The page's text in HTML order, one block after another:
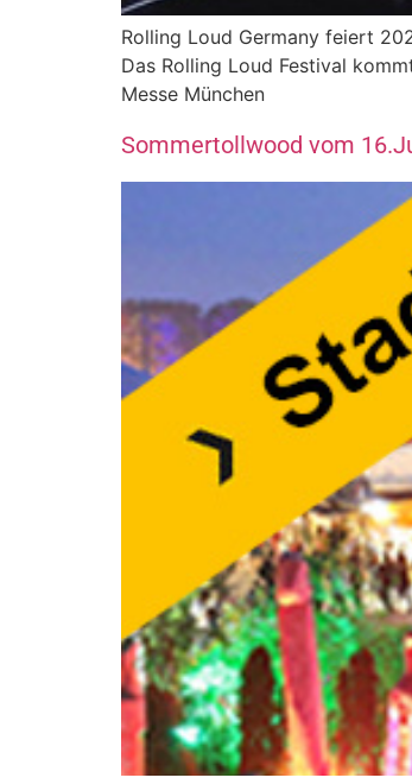
Rolling Loud Germany feiert
Das Rolling Loud Festival
Messe München
Sommertollwood vom